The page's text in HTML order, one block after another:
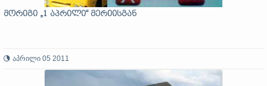
მორიგი „1 აპრილი“ მერიისგან
აპრილი 05 2011